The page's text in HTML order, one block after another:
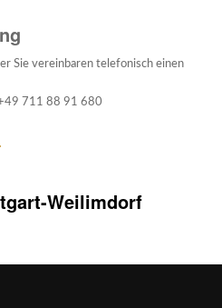
Sie vereinbaren telefonisch einen
711 88 91 680
Weilimdorf